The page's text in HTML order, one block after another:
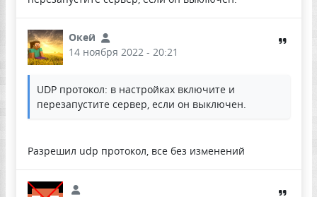
Окей
14 ноября 2022 - 20:21
UDP протокол: в настройках включите и
перезапустите сервер, если он выключен.
Разрешил udp протокол, все без изменений